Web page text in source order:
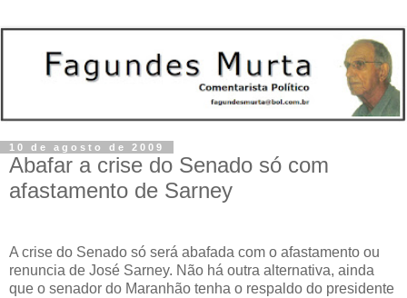
10 de agosto de 2009
Abafar a crise do Senado só com
afastamento de Sarney
A crise do Senado só será abafada com o afastamento ou
renuncia de José Sarney. Não há outra alternativa, ainda
que o senador do Maranhão tenha o respaldo do presidente